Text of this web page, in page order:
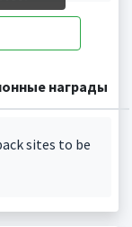
награды
sites to be